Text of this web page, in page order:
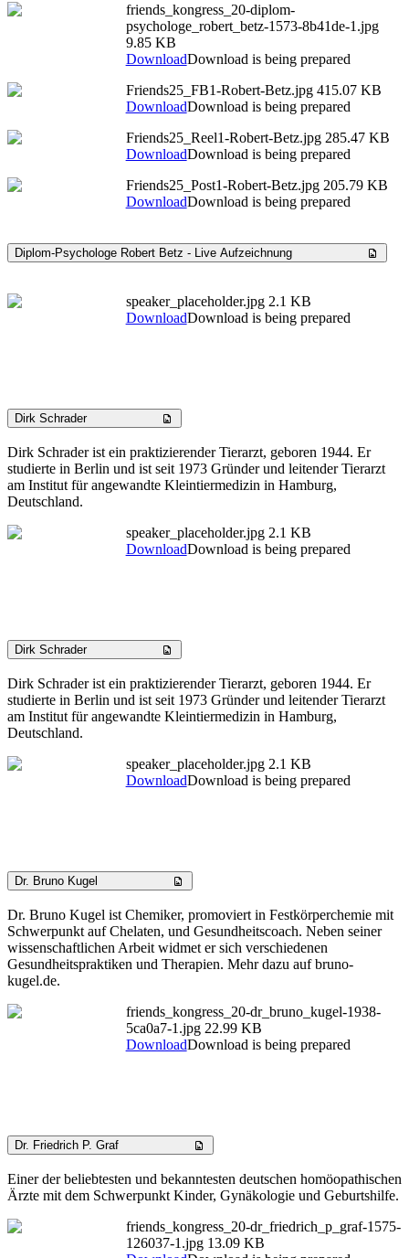
friends_kongress_20-diplom-
psychologe_robert_betz-1573-8b41de-1.jpg
9.85 KB
DownloadDownload is being prepared
Friends25_FB1-Robert-Betz.jpg 415.07 KB
DownloadDownload is being prepared
Friends25_Reel1-Robert-Betz.jpg 285.47 KB
DownloadDownload is being prepared
Friends25_Post1-Robert-Betz.jpg 205.79 KB
DownloadDownload is being prepared
Diplom-Psychologe Robert Betz - Live Aufzeichnung
speaker_placeholder.jpg 2.1 KB
DownloadDownload is being prepared
Dirk Schrader
Dirk Schrader ist ein praktizierender Tierarzt, geboren 1944. Er
studierte in Berlin und ist seit 1973 Gründer und leitender Tierarzt
am Institut für angewandte Kleintiermedizin in Hamburg,
Deutschland.
speaker_placeholder.jpg 2.1 KB
DownloadDownload is being prepared
Dirk Schrader
Dirk Schrader ist ein praktizierender Tierarzt, geboren 1944. Er
studierte in Berlin und ist seit 1973 Gründer und leitender Tierarzt
am Institut für angewandte Kleintiermedizin in Hamburg,
Deutschland.
speaker_placeholder.jpg 2.1 KB
DownloadDownload is being prepared
Dr. Bruno Kugel
Dr. Bruno Kugel ist Chemiker, promoviert in Festkörperchemie mit
Schwerpunkt auf Chelaten, und Gesundheitscoach. Neben seiner
wissenschaftlichen Arbeit widmet er sich verschiedenen
Gesundheitspraktiken und Therapien. Mehr dazu auf bruno-
kugel.de.
friends_kongress_20-dr_bruno_kugel-1938-
5ca0a7-1.jpg 22.99 KB
DownloadDownload is being prepared
Dr. Friedrich P. Graf
Einer der beliebtesten und bekanntesten deutschen homöopathischen
Ärzte mit dem Schwerpunkt Kinder, Gynäkologie und Geburtshilfe.
friends_kongress_20-dr_friedrich_p_graf-1575-
126037-1.jpg 13.09 KB